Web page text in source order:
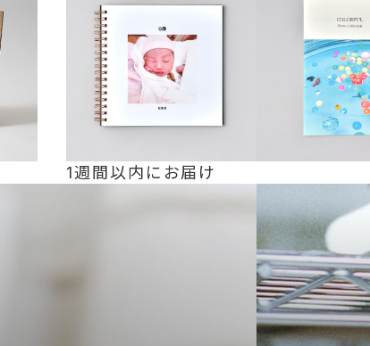
1週間以内にお届け